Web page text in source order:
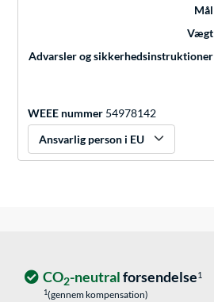
Mål
Vægt
Advarsler og sikkerhedsinstruktioner
WEEE nummer 54978142
Ansvarlig person i EU
CO2-neutralforsendelse1
1(gennem kompensation)